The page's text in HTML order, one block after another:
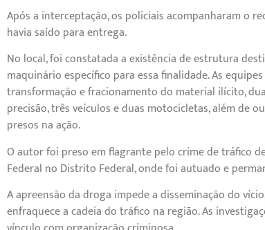
Após a interceptação, os policiais acompanharam o
havia saído para entrega.
No local, foi constatada a existência de estrutura
maquinário específico para essa finalidade. As
transformação e fracionamento do material ilícito,
precisão, três veículos e duas motocicletas, além de
presos na ação.
O autor foi preso em flagrante pelo crime de tráfico
Federal no Distrito Federal, onde foi autuado e
A apreensão da droga impede a disseminação do
enfraquece a cadeia do tráfico na região. As